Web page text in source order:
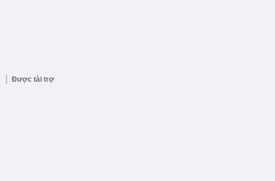
Được tài trợ